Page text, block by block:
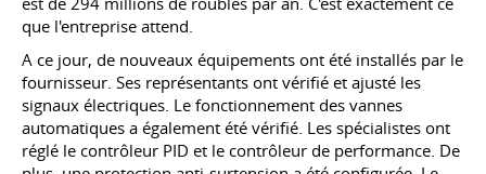
que l'entreprise attend.
A ce jour, de nouveaux équipements ont été installés par le
fournisseur. Ses représentants ont vérifié et ajusté les
signaux électriques. Le fonctionnement des vannes
automatiques a également été vérifié. Les spécialistes ont
réglé le contrôleur PID et le contrôleur de performance. De